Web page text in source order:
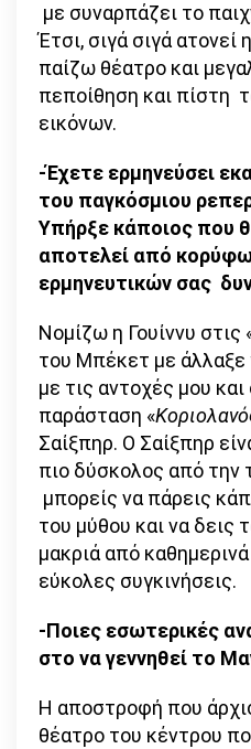
με συναρπάζει το
Έτσι, σιγά σιγά ατονεί
παίζω θέατρο και
πεποίθηση και πίστη
εικόνων.
-Έχετε ερμηνεύσει
του παγκόσμιου
Υπήρξε κάποιος που
αποτελεί από
ερμηνευτικών σας
Νομίζω η Γουίννυ στις
του Μπέκετ με άλλαξε
με τις αντοχές μου
παράσταση «
Σαίξπηρ. Ο Σαίξπηρ
πιο δύσκολος από την
μπορείς να πάρεις
του μύθου και να δεις
μακριά από
εύκολες συγκινήσεις.
-Ποιες εσωτερικές
στο να γεννηθεί το
Η αποστροφή που
θέατρο του κέντρου